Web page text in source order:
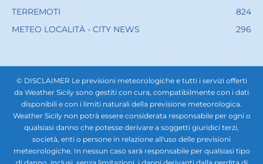
TERREMOTI
824
METEO LOCALITÀ - CITY NEWS
296
© DISCLAIMER Le previsioni meteorologiche e tutti i servizi offerti
da Weather Sicily sono gestiti con cura, compatibilmente con i dati
disponibili e con i limiti naturali della previsione meteorologica.
Weather Sicily non potrà essere considerata responsabile per ogni o
qualsiasi danno che potesse derivare a soggetti giuridici terzi,
società, enti o persone in relazione all'uso delle previsioni
meteorologiche. In nessun caso sarà responsabile per qualsiasi tipo